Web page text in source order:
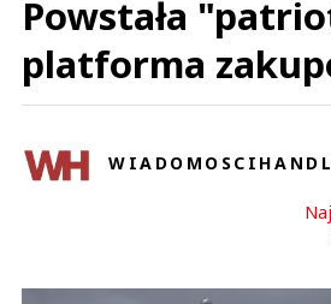
Powstała
platforma